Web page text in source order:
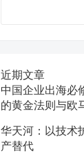
近期文章
中国企业出海必
的黄金法则与欧
华天河：以技术
产替代